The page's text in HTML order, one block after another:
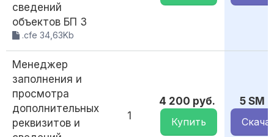
сведений
объектов БП 3
.cfe 34,63Kb
Менеджер
заполнения и
просмотра
дополнительных
реквизитов и
1
4 200 руб.
Купить
5 SM